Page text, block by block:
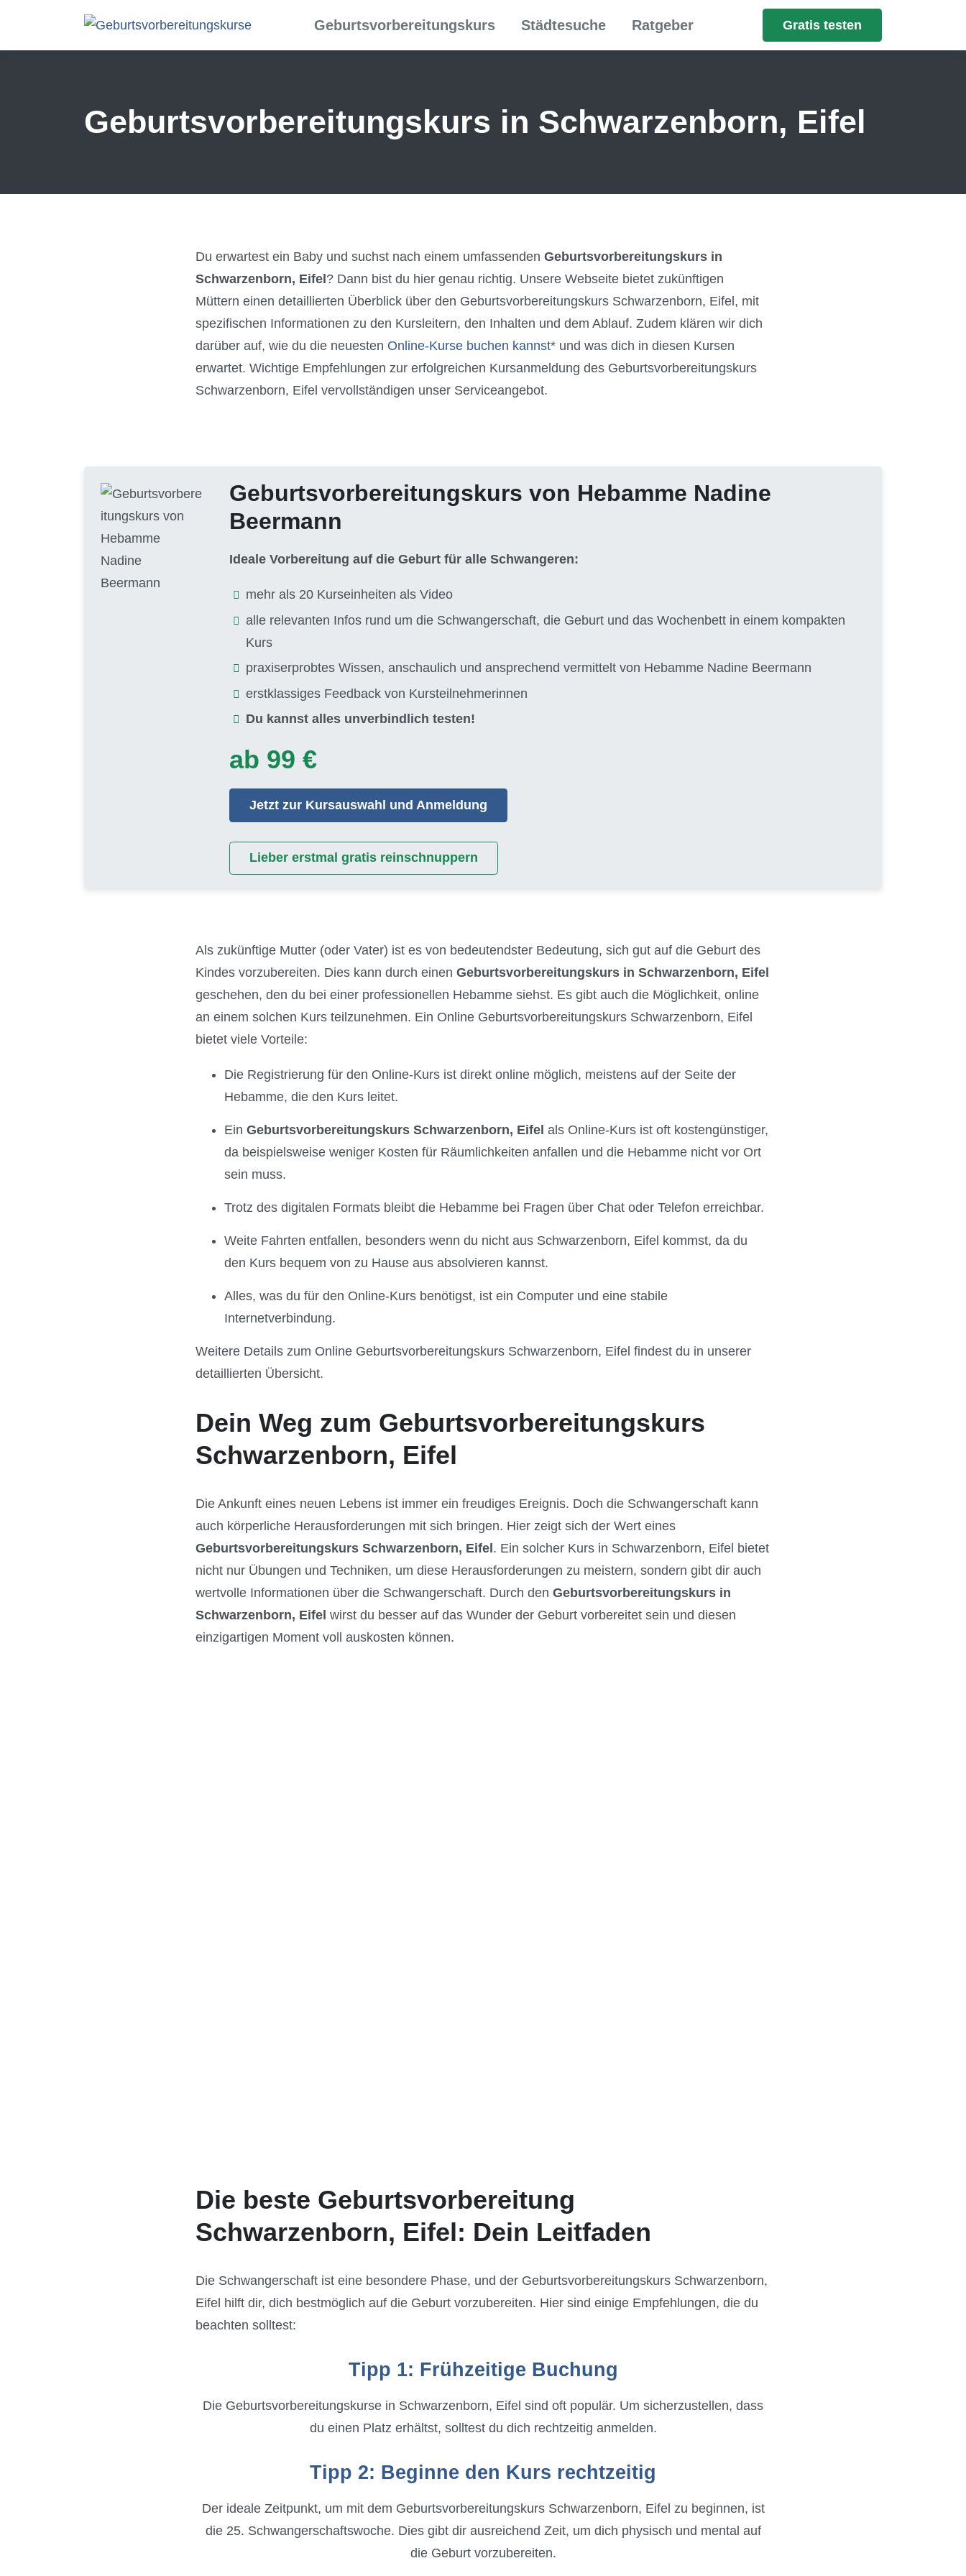
Geburtsvorbereitungskurs Städtesuche Ratgeber Gratis testen
Geburtsvorbereitungs­kurs in Schwarzenborn, Eifel
Du erwartest ein Baby und suchst nach einem umfassenden Geburtsvorbereitungskurs in
Schwarzenborn, Eifel ? Dann bist du hier genau richtig. Unsere Webseite bietet zukünftigen
Müttern einen detaillierten Überblick über den Geburtsvorbereitungskurs Schwarzenborn, Eifel, mit
spezifischen Informationen zu den Kursleitern, den Inhalten und dem Ablauf. Zudem klären wir dich
darüber auf, wie du die neuesten Online-Kurse buchen kannst* und was dich in diesen Kursen
erwartet. Wichtige Empfehlungen zur erfolgreichen Kursanmeldung des Geburtsvorbereitungskurs
Schwarzenborn, Eifel vervollständigen unser Serviceangebot.
Geburtsvorbereitungskurs von Hebamme Nadine
Beermann
Ideale Vorbereitung auf die Geburt für alle Schwangeren:
mehr als 20 Kurseinheiten als Video
alle relevanten Infos rund um die Schwangerschaft, die Geburt und das Wochenbett in einem kompakten
Kurs
praxiserprobtes Wissen, anschaulich und ansprechend vermittelt von Hebamme Nadine Beermann
erstklassiges Feedback von Kursteilnehmerinnen
Du kannst alles unverbindlich testen!
ab 99 €
Jetzt zur Kursauswahl und Anmeldung
Lieber erstmal gratis reinschnuppern
Als zukünftige Mutter (oder Vater) ist es von bedeutendster Bedeutung, sich gut auf die Geburt des
Kindes vorzubereiten. Dies kann durch einen Geburtsvorbereitungskurs in Schwarzenborn, Eifel
geschehen, den du bei einer professionellen Hebamme siehst. Es gibt auch die Möglichkeit, online
an einem solchen Kurs teilzunehmen. Ein Online Geburtsvorbereitungskurs Schwarzenborn, Eifel
bietet viele Vorteile:
Die Registrierung für den Online-Kurs ist direkt online möglich, meistens auf der Seite der
Hebamme, die den Kurs leitet.
Ein Geburtsvorbereitungskurs Schwarzenborn, Eifel als Online-Kurs ist oft kostengünstiger,
da beispielsweise weniger Kosten für Räumlichkeiten anfallen und die Hebamme nicht vor Ort
sein muss.
Trotz des digitalen Formats bleibt die Hebamme bei Fragen über Chat oder Telefon erreichbar.
Weite Fahrten entfallen, besonders wenn du nicht aus Schwarzenborn, Eifel kommst, da du
den Kurs bequem von zu Hause aus absolvieren kannst.
Alles, was du für den Online-Kurs benötigst, ist ein Computer und eine stabile
Internetverbindung.
Weitere Details zum Online Geburtsvorbereitungskurs Schwarzenborn, Eifel findest du in unserer
detaillierten Übersicht.
Dein Weg zum Geburtsvorbereitungskurs
Schwarzenborn, Eifel
Die Ankunft eines neuen Lebens ist immer ein freudiges Ereignis. Doch die Schwangerschaft kann
auch körperliche Herausforderungen mit sich bringen. Hier zeigt sich der Wert eines
Geburtsvorbereitungskurs Schwarzenborn, Eifel . Ein solcher Kurs in Schwarzenborn, Eifel bietet
nicht nur Übungen und Techniken, um diese Herausforderungen zu meistern, sondern gibt dir auch
wertvolle Informationen über die Schwangerschaft. Durch den Geburtsvorbereitungskurs in
Schwarzenborn, Eifel wirst du besser auf das Wunder der Geburt vorbereitet sein und diesen
einzigartigen Moment voll auskosten können.
Die beste Geburtsvorbereitung
Schwarzenborn, Eifel: Dein Leitfaden
Die Schwangerschaft ist eine besondere Phase, und der Geburtsvorbereitungskurs Schwarzenborn,
Eifel hilft dir, dich bestmöglich auf die Geburt vorzubereiten. Hier sind einige Empfehlungen, die du
beachten solltest:
Tipp 1: Frühzeitige Buchung
Die Geburtsvorbereitungskurse in Schwarzenborn, Eifel sind oft populär. Um sicherzustellen, dass
du einen Platz erhältst, solltest du dich rechtzeitig anmelden.
Tipp 2: Beginne den Kurs rechtzeitig
Der ideale Zeitpunkt, um mit dem Geburtsvorbereitungskurs Schwarzenborn, Eifel zu beginnen, ist
die 25. Schwangerschaftswoche. Dies gibt dir ausreichend Zeit, um dich physisch und mental auf
die Geburt vorzubereiten.